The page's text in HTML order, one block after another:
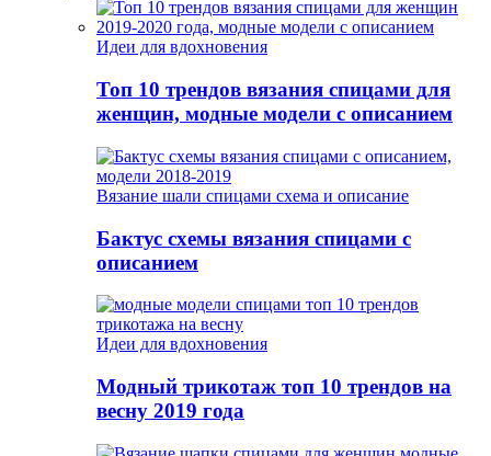
Идеи для вдохновения
Топ 10 трендов вязания спицами для
женщин, модные модели с описанием
Вязание шали спицами схема и описание
Бактус схемы вязания спицами с
описанием
Идеи для вдохновения
Модный трикотаж топ 10 трендов на
весну 2019 года